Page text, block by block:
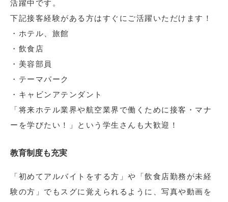
活躍中です。
下記接客経験がある方はすぐにご活躍いただけます！
・ホテル、旅館
・飲食店
・美容部員
・テーマパーク
・キャビンアテンダント
「将来ホテル業界や航空業界で働くために接客・マナ
ーを学びたい！」という学生さんも大歓迎！
教育制度も充実
「初めてアルバイトをする方」や「飲食店勤務が未経
験の方」でもスグに覚えられるように、写真や動画を